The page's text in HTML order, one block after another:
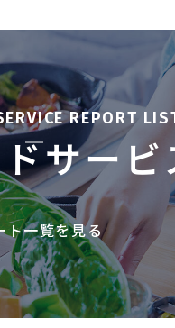
ICTソリューション・サービ
建築・住宅
REPORT
サービ
ト一覧を見る